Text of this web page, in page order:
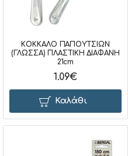
ΚΟΚΚΑΛΟ ΠΑΠΟΥΤΣΙΩΝ
(ΓΛΩΣΣΑ) ΠΛΑΣΤΙΚΗ ΔΙΑΦΑΝΗ
21cm
1.09€
Καλάθι